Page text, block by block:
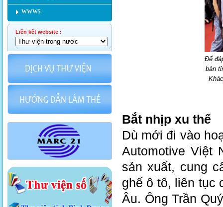
WWW5
Liên kết website :
Để
bàn
Bắt nhịp xu thế
Dù mới đi vào
Automotive Việt
sản xuất, cung
ghế ô tô, liên tục
Âu. Ông Trần